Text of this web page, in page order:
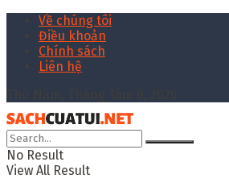
Về chúng tôi
Điều khoản
Chính sách
Liên hệ
No Result
View All Result